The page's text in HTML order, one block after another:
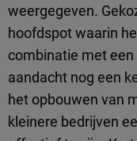
weergegeven.
hoofdspot waarin
combinatie met
aandacht nog een
het opbouwen van
kleinere bedrijven